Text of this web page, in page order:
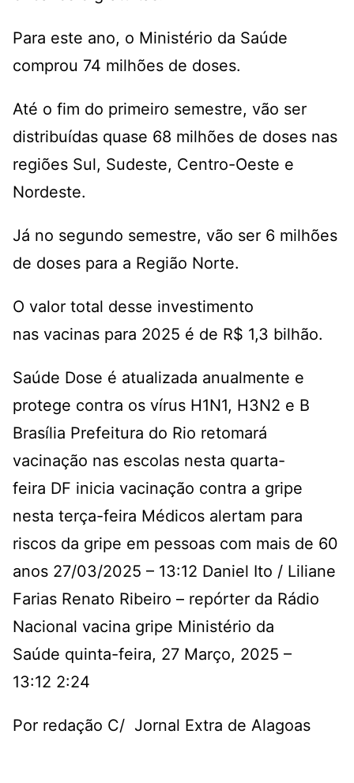
Para este ano, o Ministério da Saúde
comprou 74 milhões de doses.
Até o fim do primeiro semestre, vão ser
distribuídas quase 68 milhões de doses nas
regiões Sul, Sudeste, Centro-Oeste e
Nordeste.
Já no segundo semestre, vão ser 6 milhões
de doses para a Região Norte.
O valor total desse investimento
nas vacinas para 2025 é de R$ 1,3 bilhão.
Saúde Dose é atualizada anualmente e
protege contra os vírus H1N1, H3N2 e B
Brasília Prefeitura do Rio retomará
vacinação nas escolas nesta quarta-
feira DF inicia vacinação contra a gripe
nesta terça-feira Médicos alertam para
riscos da gripe em pessoas com mais de 60
anos 27/03/2025 – 13:12 Daniel Ito / Liliane
Farias Renato Ribeiro – repórter da Rádio
Nacional vacina gripe Ministério da
Saúde quinta-feira, 27 Março, 2025 –
13:12 2:24
Por redação C/ Jornal Extra de Alagoas